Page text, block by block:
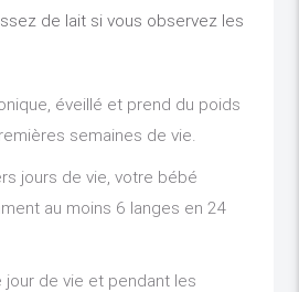
de lait si vous observez les
éveillé et prend du poids
semaines de vie.
jours de vie, votre bébé
au moins 6 langes en 24
jour de vie et pendant les